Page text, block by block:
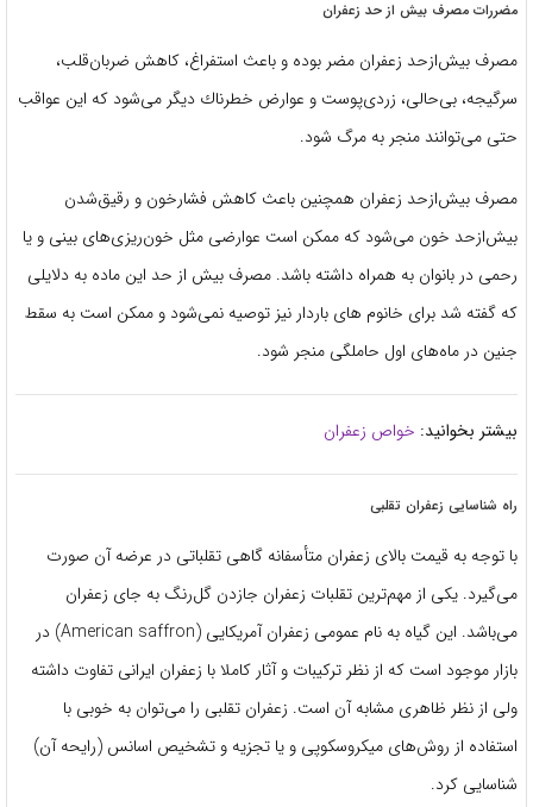
مضررات مصرف بیش‌ از حد زعفران
مصرف بیش‌از‌حد زعفران مضر بوده و باعث استفراغ، كاهش ضربان‌قلب،
سرگيجه، بی‌حالی، زردی‌پوست و عوارض خطرناك ديگر می‌شود که این عواقب
حتی می‌توانند منجر به مرگ شود.
مصرف بیش‌ازحد زعفران همچنین باعث کاهش فشارخون و رقیق‌شدن
بیش‌ازحد خون می‌شود که ممکن است عوارضی مثل خون‌ریزی‌های بینی و یا
رحمی در بانوان به همراه داشته باشد. مصرف بیش از حد این ماده به دلایلی
که گفته شد برای خانوم های باردار نیز توصیه نمی‌شود و ممکن است به سقط
جنین در ماه‌های اول حاملگی منجر شود.
بیشتر بخوانید:‌ خواص زعفران
راه شناسایی زعفران تقلبی
با توجه به قیمت بالای زعفران متأسفانه گاهی تقلباتی در عرضه آن صورت
می‌گیرد. یکی از مهم‌ترین تقلبات زعفران جازدن گل‌رنگ به جای زعفران
می‌باشد. این گیاه به نام عمومی زعفران آمریکایی (American saffron) در
بازار موجود است که از نظر ترکیبات و آثار کاملا با زعفران ایرانی تفاوت داشته
ولی از نظر ظاهری مشابه آن است. زعفران تقلبی را می‌توان به‌ خوبی با
استفاده از روش‌های میکروسکوپی و یا تجزیه و تشخیص اسانس (رایحه آن)
شناسایی کرد.